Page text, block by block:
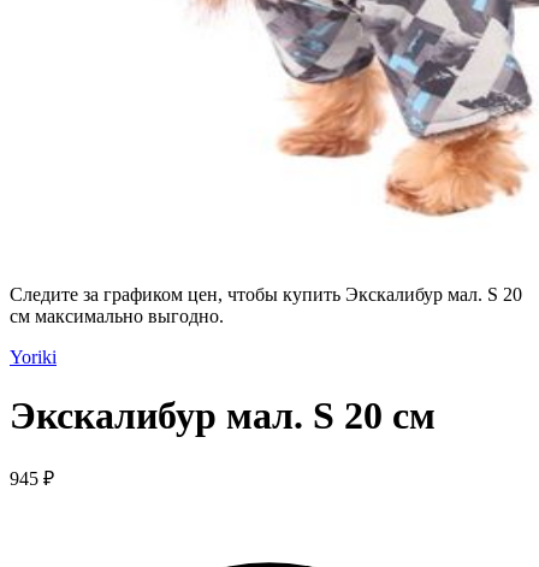
Следите за графиком цен, чтобы купить Экскалибур мал. S 20
см максимально выгодно.
Yoriki
Экскалибур мал. S 20 см
945 ₽